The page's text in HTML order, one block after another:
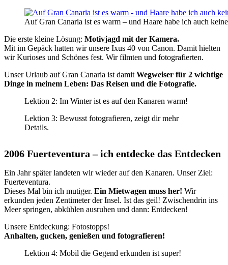
Auf Gran Canaria ist es warm – und Haare habe ich auch keine
Die erste kleine Lösung: Motivjagd mit der Kamera.
Mit im Gepäck hatten wir unsere Ixus 40 von Canon. Damit hielten
wir Kurioses und Schönes fest. Wir filmten und fotografierten.
Unser Urlaub auf Gran Canaria ist damit Wegweiser für 2 wichtige
Dinge in meinem Leben: Das Reisen und die Fotografie.
Lektion 2: Im Winter ist es auf den Kanaren warm!
Lektion 3: Bewusst fotografieren, zeigt dir mehr
Details.
2006 Fuerteventura – ich entdecke das Entdecken
Ein Jahr später landeten wir wieder auf den Kanaren. Unser Ziel:
Fuerteventura.
Dieses Mal bin ich mutiger. Ein Mietwagen muss her! Wir
erkunden jeden Zentimeter der Insel. Ist das geil! Zwischendrin ins
Meer springen, abkühlen ausruhen und dann: Entdecken!
Unsere Entdeckung: Fotostopps!
Anhalten, gucken, genießen und fotografieren!
Lektion 4: Mobil die Gegend erkunden ist super!